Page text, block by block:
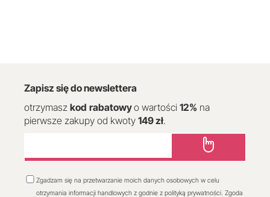
Zapisz się do newslettera
otrzymasz kod rabatowyo wartości 12% na
pierwsze zakupy od kwoty 149 zł.
Zgadzam się na przetwarzanie moich danych osobowych w celu
otrzymania informacji handlowych z godnie z polityką prywatności. Zgoda